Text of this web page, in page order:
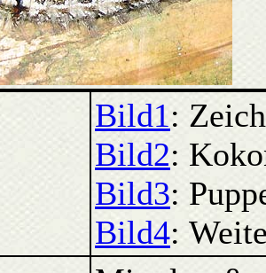
Bild1:
Bild2:
Bild3:
Bild4: